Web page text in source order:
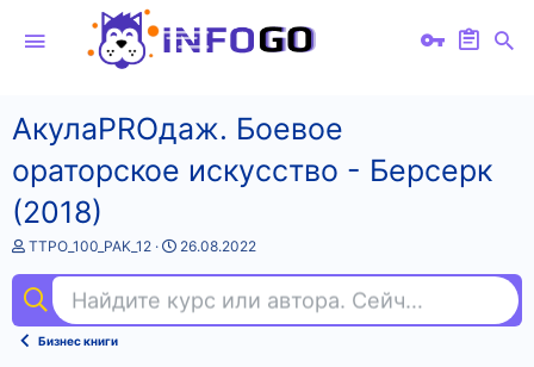
АкулаPROдаж. Боевое
ораторское искусство - Берсерк
(2018)
А
т
о
т
TTPO_100_PAK_12
Д
а
н
26.08.2022
Найдите курс или автора. Сейчас ищут
Бизнес книги